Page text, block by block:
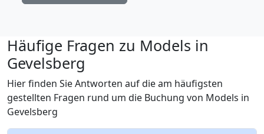
Häufige Fragen zu Models in
Gevelsberg
Hier finden Sie Antworten auf die am häufigsten
gestellten Fragen rund um die Buchung von Models in
Gevelsberg